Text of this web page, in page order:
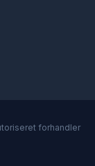
forhandler